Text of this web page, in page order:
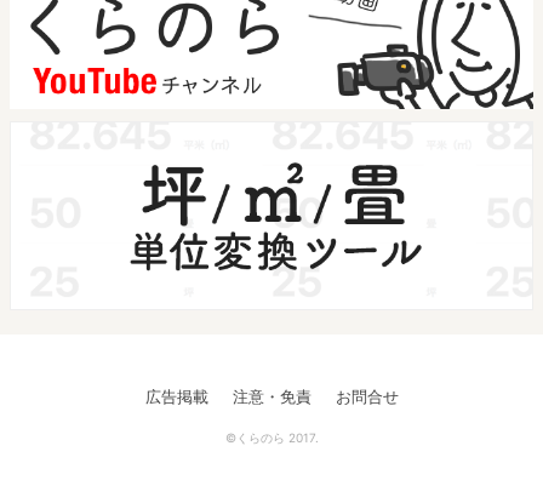
広告掲載 注意・免責 お問合せ
©くらのら 2017.